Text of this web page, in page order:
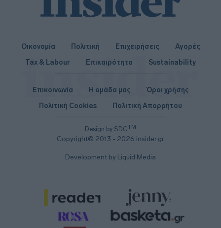
Οικονομία Πολιτική Επιχειρήσεις
Αγορές
Tax & Labour
Επικαιρότητα Sustainability
Design by SDGTM
Copyright© 2013 - 2026 insider.gr
Επικοινωνία Η ομάδα μας
Όροι χρήσης
Πολιτική Cookies
Πολιτική Απορρήτου
Development by Liquid Media